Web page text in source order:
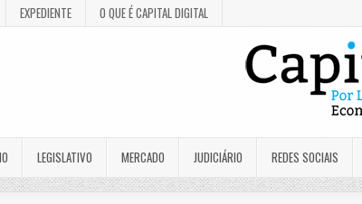
EXPEDIENTE O QUE É CAPITAL DIGITAL
LEGISLATIVO MERCADO JUDICIÁRIO REDES SOCIAIS